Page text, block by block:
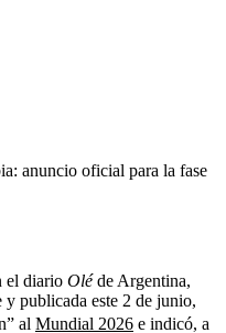
anuncio oficial para la fase
el diario Oléde Argentina,
y publicada este 2 de junio,
al Mundial 2026 e indicó, a